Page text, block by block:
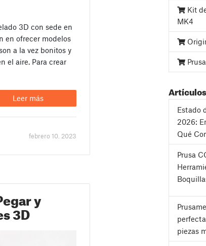
3D con sede en
en ofrecer modelos
a la vez bonitos y
el aire. Para crear
Leer más
febrero 10. 2023
y
3D
Kit
MK4
Estado
2026:
Qué
Prusa
piezas